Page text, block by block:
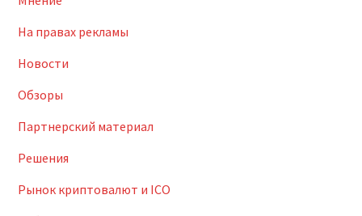
На правах рекламы
Новости
Обзоры
Партнерский материал
Решения
Рынок криптовалют и ICO